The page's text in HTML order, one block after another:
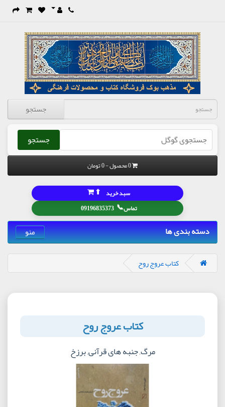
جستجو
جستجو
0 محصول - 0 تومان
تماس📞
09196835373
سبد خرید ⬆
دسته بندی ها منو
کتاب عروج روح
کتاب عروج روح
مرگ, جنبه های قرآنی, برزخ